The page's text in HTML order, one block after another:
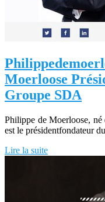
Moerloose
Groupe SDA
Philippe de Moerloose,
est le présidentfondateur
Lire la suite